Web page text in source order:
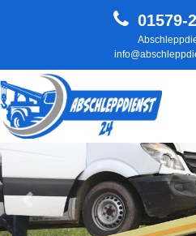
01579-
Hauptnavigation
Zurück